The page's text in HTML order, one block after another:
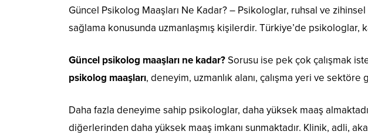
Güncel Psikolog Maaşları Ne Kadar? – Psikologlar, ruhsal ve
sağlama konusunda uzmanlaşmış kişilerdir. Türkiye’de
Güncel psikolog maaşları ne kadar?Sorusu ise pek çok çalışmak
psikolog maaşları, deneyim, uzmanlık alanı, çalışma yeri ve
Daha fazla deneyime sahip psikologlar, daha yüksek maaş
diğerlerinden daha yüksek maaş imkanı sunmaktadır. Klinik, adli,